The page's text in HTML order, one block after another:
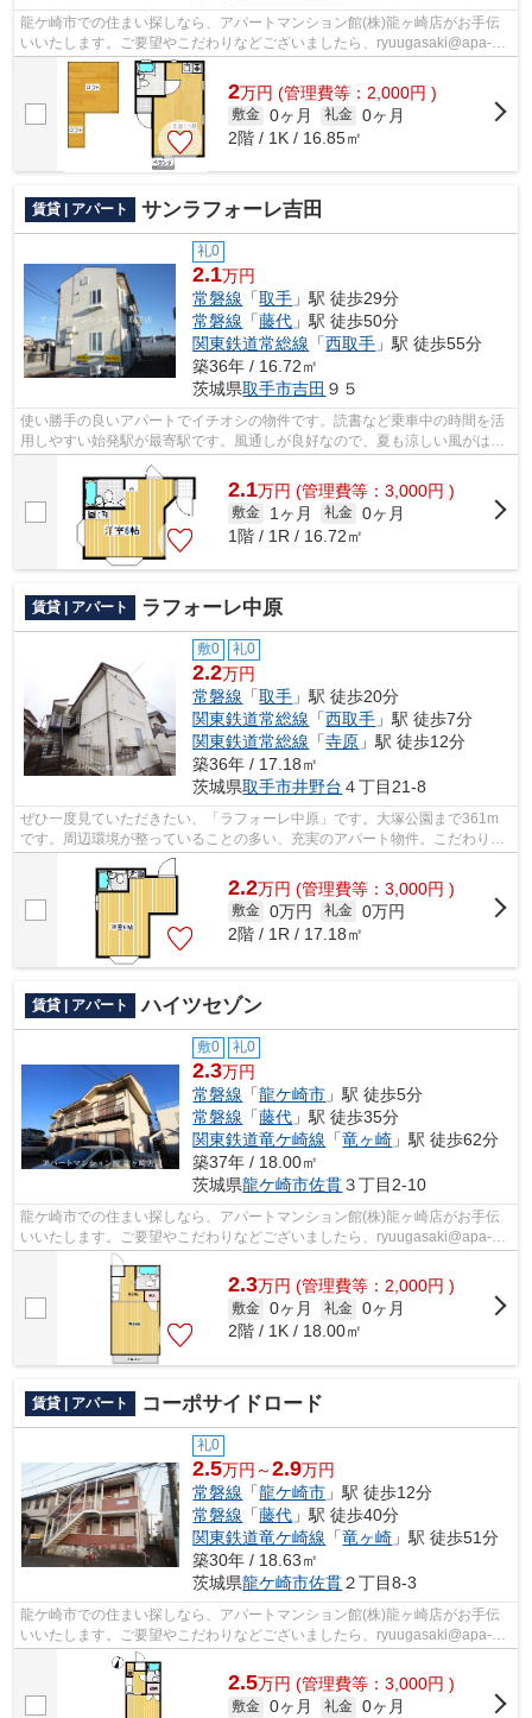
龍ケ崎市での住まい探しなら、アパートマンション館(株)龍ヶ崎店がお手伝
いいたします。ご要望やこだわりなどございましたら、ryuugasaki@apa-
to.co.jpにてお申し付け下さい。お部屋探...
2万円 (管理費等：2,000円 )
敷金 0ヶ月 礼金 0ヶ月
2階 / 1K / 16.85㎡
賃貸 | アパート サンラフォーレ吉田
礼0
2.1万円
常磐線 「取手 」駅 徒歩29分
常磐線 「藤代 」駅 徒歩50分
関東鉄道常総線 「西取手 」駅 徒歩55分
築36年 / 16.72㎡
茨城県取手市吉田 ９５
使い勝手の良いアパートでイチオシの物件です。読書など乗車中の時間を活
用しやすい始発駅が最寄駅です。風通しが良好なので、夏も涼しい風がはい
ってきます。満足のいく物件探してい...
2.1万円 (管理費等：3,000円 )
敷金 1ヶ月 礼金 0ヶ月
1階 / 1R / 16.72㎡
賃貸 | アパート ラフォーレ中原
敷0 礼0
2.2万円
常磐線 「取手 」駅 徒歩20分
関東鉄道常総線 「西取手 」駅 徒歩7分
関東鉄道常総線 「寺原 」駅 徒歩12分
築36年 / 17.18㎡
茨城県取手市井野台 ４丁目21-8
ぜひ一度見ていただきたい、「ラフォーレ中原」です。大塚公園まで361m
です。周辺環境が整っていることの多い、充実のアパート物件。こだわり条
件、通風良好のシンプルな作りの物件で...
2.2万円 (管理費等：3,000円 )
敷金 0万円 礼金 0万円
2階 / 1R / 17.18㎡
賃貸 | アパート ハイツセゾン
敷0 礼0
2.3万円
常磐線 「龍ケ崎市 」駅 徒歩5分
常磐線 「藤代 」駅 徒歩35分
関東鉄道竜ケ崎線 「竜ヶ崎 」駅 徒歩62分
築37年 / 18.00㎡
茨城県龍ケ崎市佐貫３丁目2-10
龍ケ崎市での住まい探しなら、アパートマンション館(株)龍ヶ崎店がお手伝
いいたします。ご要望やこだわりなどございましたら、ryuugasaki@apa-
to.co.jpにてお申し付け下さい。お部屋探...
2.3万円 (管理費等：2,000円 )
敷金 0ヶ月 礼金 0ヶ月
2階 / 1K / 18.00㎡
賃貸 | アパート コーポサイドロード
礼0
2.5万円～2.9万円
常磐線 「龍ケ崎市 」駅 徒歩12分
常磐線 「藤代 」駅 徒歩40分
関東鉄道竜ケ崎線 「竜ヶ崎 」駅 徒歩51分
築30年 / 18.63㎡
茨城県龍ケ崎市佐貫２丁目8-3
龍ケ崎市での住まい探しなら、アパートマンション館(株)龍ヶ崎店がお手伝
いいたします。ご要望やこだわりなどございましたら、ryuugasaki@apa-
to.co.jpにてお申し付け下さい。お部屋探...
2.5万円 (管理費等：3,000円 )
敷金 0ヶ月 礼金 0ヶ月